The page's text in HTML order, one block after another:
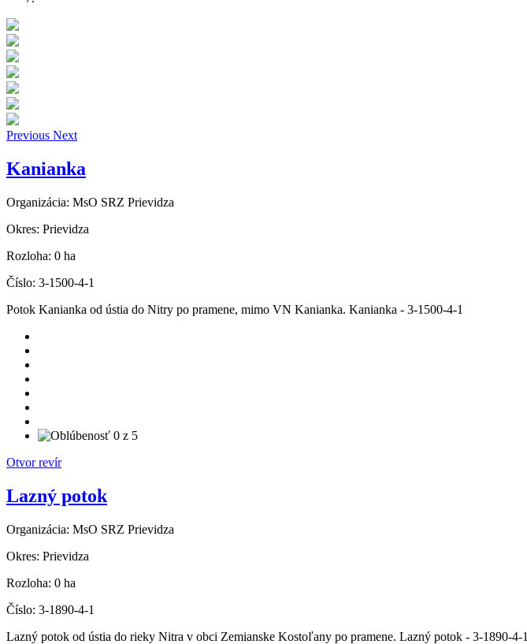
Previous Next
Kanianka
Organizácia: MsO SRZ Prievidza
Okres: Prievidza
Rozloha: 0 ha
Číslo: 3-1500-4-1
Potok Kanianka od ústia do Nitry po pramene, mimo VN Kanianka. Kanianka - 3-1500-4-1
Otvor revír
Lazný potok
Organizácia: MsO SRZ Prievidza
Okres: Prievidza
Rozloha: 0 ha
Číslo: 3-1890-4-1
Lazný potok od ústia do rieky Nitra v obci Zemianske Kostoľany po pramene. Lazný potok - 3-1890-4-1